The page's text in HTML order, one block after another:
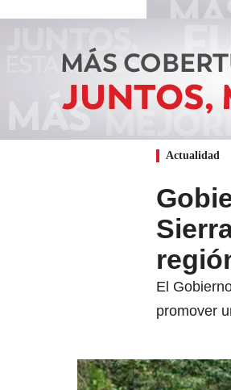
Actualidad
El
promover